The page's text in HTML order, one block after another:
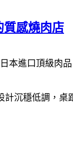
質感燒肉店
本進口頂級肉
沉穩低調，